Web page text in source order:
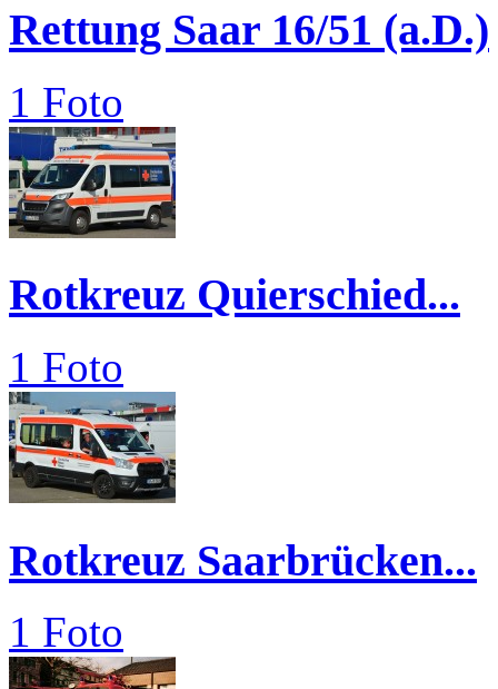
Rettung Saar 16/51 (a.D.)
1 Foto
Rotkreuz Quierschied...
1 Foto
Rotkreuz Saarbrücken...
1 Foto